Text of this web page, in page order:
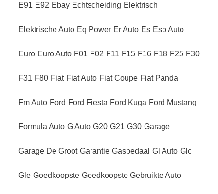
E91 E92 Ebay Echtscheiding Elektrisch
Elektrische Auto Eq Power Er Auto Es Esp Auto
Euro Euro Auto F01 F02 F11 F15 F16 F18 F25 F30
F31 F80 Fiat Fiat Auto Fiat Coupe Fiat Panda
Fm Auto Ford Ford Fiesta Ford Kuga Ford Mustang
Formula Auto G Auto G20 G21 G30 Garage
Garage De Groot Garantie Gaspedaal Gl Auto Glc
Gle Goedkoopste Goedkoopste Gebruikte Auto